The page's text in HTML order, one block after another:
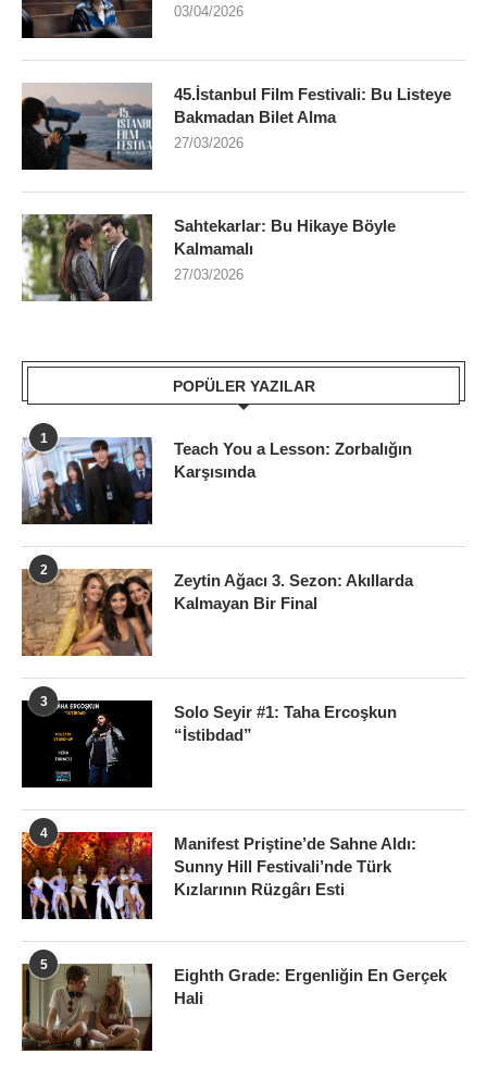
03/04/2026
45.İstanbul Film Festivali: Bu Listeye
Bakmadan Bilet Alma
27/03/2026
Sahtekarlar: Bu Hikaye Böyle
Kalmamalı
27/03/2026
POPÜLER YAZILAR
1
Teach You a Lesson: Zorbalığın
Karşısında
2
Zeytin Ağacı 3. Sezon: Akıllarda
Kalmayan Bir Final
3
Solo Seyir #1: Taha Ercoşkun
“İstibdad”
4
Manifest Priştine’de Sahne Aldı:
Sunny Hill Festivali’nde Türk
Kızlarının Rüzgârı Esti
5
Eighth Grade: Ergenliğin En Gerçek
Hali